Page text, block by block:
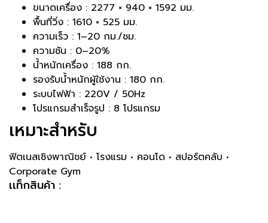
ขนาดเครื่อง : 2277 × 940 × 1592 มม.
พื้นที่วิ่ง : 1610 × 525 มม.
ความเร็ว : 1–20 กม./ชม.
ความชัน : 0–20%
น้ำหนักเครื่อง : 188 กก.
รองรับน้ำหนักผู้ใช้งาน : 180 กก.
ระบบไฟฟ้า : 220V / 50Hz
โปรแกรมสำเร็จรูป : 8 โปรแกรม
เหมาะสำหรับ
ฟิตเนสเชิงพาณิชย์ • โรงแรม • คอนโด • สปอร์ตคลับ •
Corporate Gym
เเท็กสินค้า :